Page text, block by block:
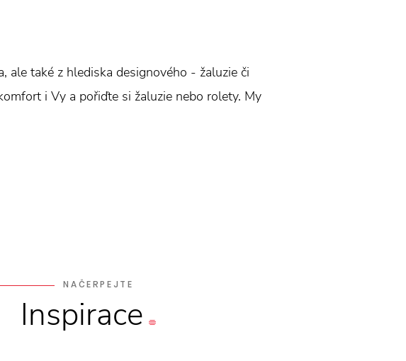
ale také z hlediska designového - žaluzie či
i Vy a pořiďte si žaluzie nebo rolety. My
NAČERPEJTE
Inspirace